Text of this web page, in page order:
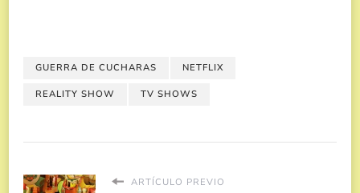
GUERRA DE CUCHARAS NETFLIX
REALITY SHOW TV SHOWS
ARTÍCULO PREVIO